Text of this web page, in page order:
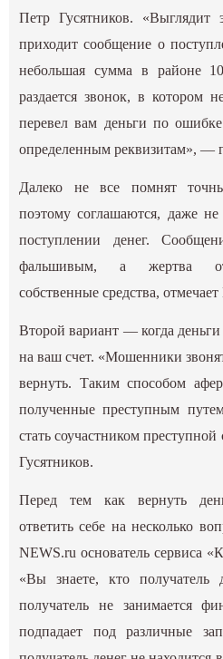
Петр Гусятников.
приходит сообщение о
небольшая сумма в районе
раздается звонок, в котором
перевел вам деньги по
определенным реквизитам», —
Далеко не все помнят
поэтому соглашаются, даже
поступлении денег.
фальшивым, а жертва
собственные средства, отмечает
Второй вариант — когда
на ваш счет. «Мошенники
вернуть. Таким способом
полученные преступным
стать соучастником
Гусятников.
Перед тем как вернуть
ответить себе на несколько
NEWS.ru основатель сервиса
«Вы знаете, кто
получатель не занимается
подпадает под различные